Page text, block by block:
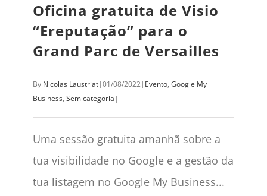
Oficina gratuita de Visio
“Ereputação” para o
Grand Parc de Versailles
By Nicolas Laustriat|01/08/2022| Evento, Google My
Business, Sem categoria |
Uma sessão gratuita amanhã sobre a
tua visibilidade no Google e a gestão da
tua listagem no Google My Business...